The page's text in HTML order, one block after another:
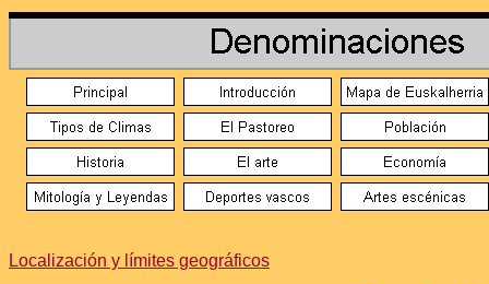
Localización y límites geográficos